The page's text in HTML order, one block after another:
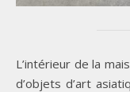
L’intérieur de la
d’objets d’art